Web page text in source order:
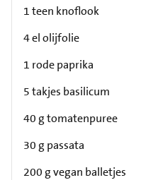
1 teen knoflook
4 el olijfolie
1 rode paprika
5 takjes basilicum
40 g tomatenpuree
30 g passata
200 g vegan balletjes